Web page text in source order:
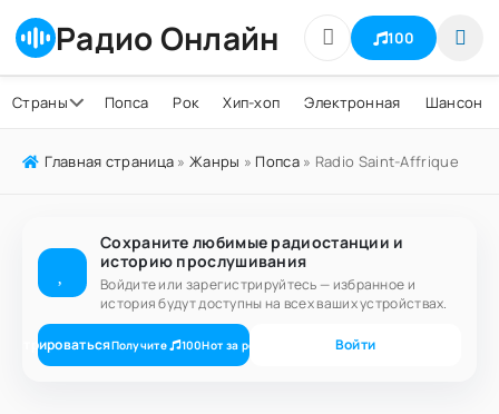
Радио Онлайн 100
Страны Попса Рок Хип-хоп Электронная Шансон
Главная страница »Жанры » Попса» Radio Saint-Affrique
Сохраните любимые радиостанции и
историю прослушивания
Войдите или зарегистрируйтесь — избранное и
история будут доступны на всех ваших устройствах.
Получите 100Нот за регистрацию Войти